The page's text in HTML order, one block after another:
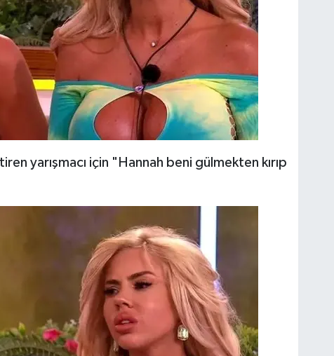
yarışmacı için "Hannah beni gülmekten kırıp